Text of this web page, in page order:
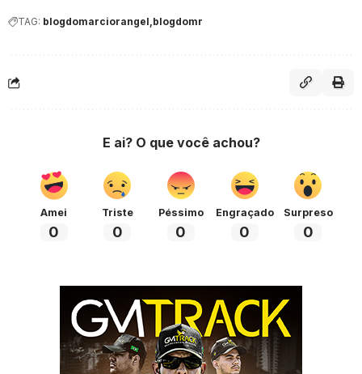
TAG: blogdomarciorangel blogdomr
E ai? O que você achou?
Amei
0
Triste
0
Péssimo
0
Engraçado
0
Surpreso
0